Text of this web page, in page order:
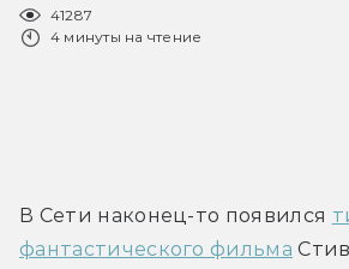
41287
4 минуты на чтение
В Сети наконец-то появился
фантастического фильма